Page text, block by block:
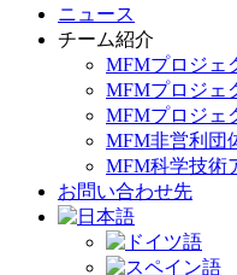
ニュース
チーム紹介
MFMプロジェ
MFMプロジェ
MFMプロジェ
MFM非営利団
MFM科学技術
お問い合わせ先